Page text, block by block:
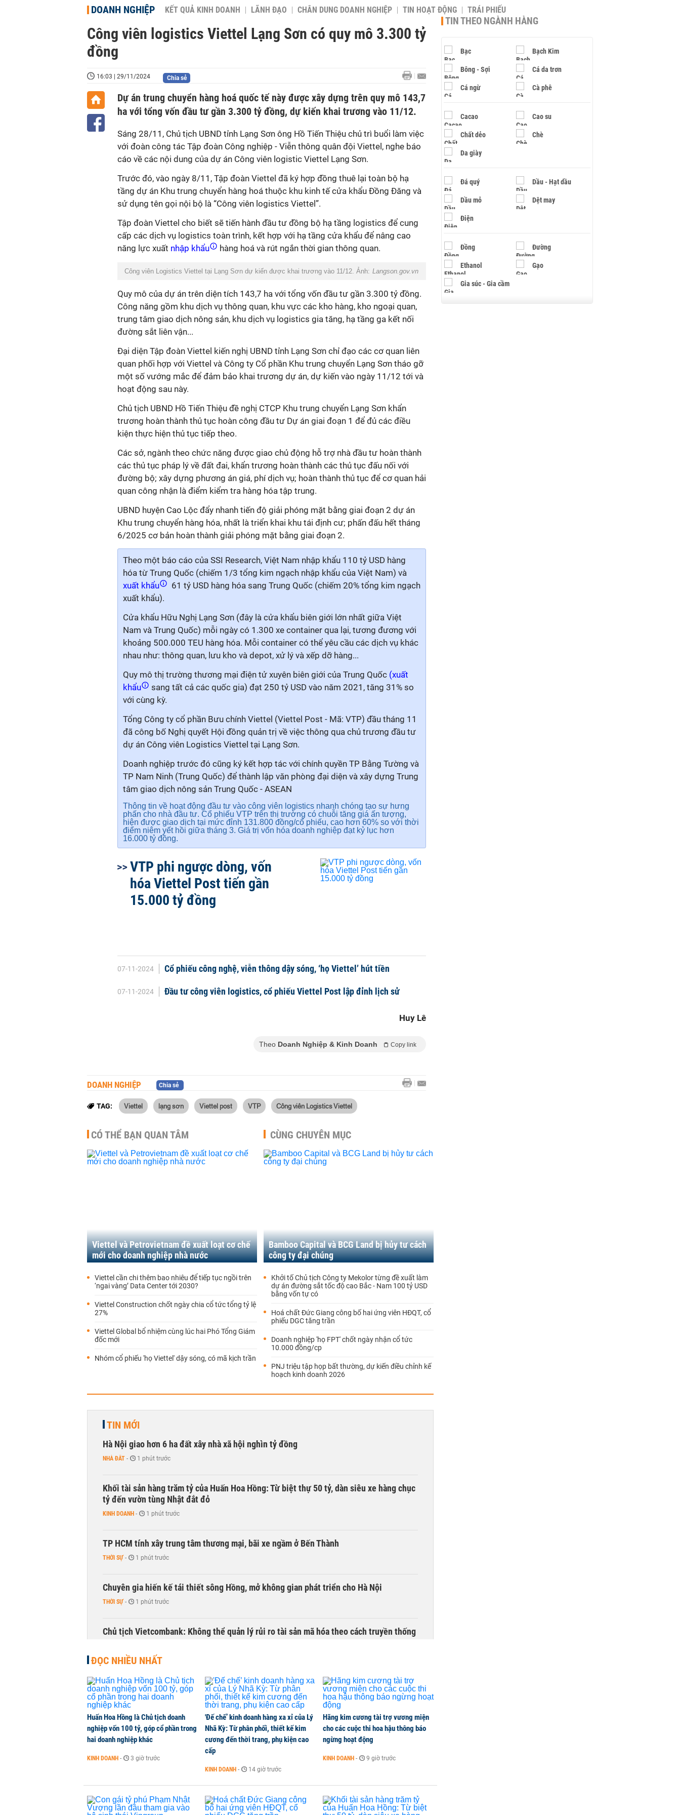
DOANH NGHIỆP KẾT QUẢ KINH DOANH LÃNH ĐẠO CHÂN DUNG DOANH NGHIỆP TIN HOẠT ĐỘNG TRÁI PHIẾU
Công viên logistics Viettel Lạng Sơn có quy mô 3.300 tỷ
đồng
16:03 | 29/11/2024 Chia sẻ
Dự án trung chuyển hàng hoá quốc tế này được xây dựng trên quy mô 143,7
ha với tổng vốn đầu tư gần 3.300 tỷ đồng, dự kiến khai trương vào 11/12.
Sáng 28/11, Chủ tịch UBND tỉnh Lạng Sơn ông Hồ Tiến Thiệu chủ trì buổi làm việc
với đoàn công tác Tập đoàn Công nghiệp - Viễn thông quân đội Viettel, nghe báo
cáo về các nội dung của dự án Công viên logistic Viettel Lạng Sơn.
Trước đó, vào ngày 8/11, Tập đoàn Viettel đã ký hợp đồng thuê lại toàn bộ hạ
tầng dự án Khu trung chuyển hàng hoá thuộc khu kinh tế cửa khẩu Đồng Đăng và
sử dụng tên gọi nội bộ là “Công viên logistics Viettel”.
Tập đoàn Viettel cho biết sẽ tiến hành đầu tư đồng bộ hạ tầng logistics để cung
cấp các dịch vụ logistics toàn trình, kết hợp với hạ tầng cửa khẩu để nâng cao
năng lực xuất nhập khẩu hàng hoá và rút ngắn thời gian thông quan.
Công viên Logistics Viettel tại Lạng Sơn dự kiến được khai trương vào 11/12. Ảnh: Langson.gov.vn
Quy mô của dự án trên diện tích 143,7 ha với tổng vốn đầu tư gần 3.300 tỷ đồng.
Công năng gồm khu dịch vụ thông quan, khu vực các kho hàng, kho ngoại quan,
trung tâm giao dịch nông sản, khu dịch vụ logistics gia tăng, hạ tầng ga kết nối
đường sắt liên vận...
Đại diện Tập đoàn Viettel kiến nghị UBND tỉnh Lạng Sơn chỉ đạo các cơ quan liên
quan phối hợp với Viettel và Công ty Cổ phần Khu trung chuyển Lạng Sơn tháo gỡ
một số vướng mắc để đảm bảo khai trương dự án, dự kiến vào ngày 11/12 tới và
hoạt động sau này.
Chủ tịch UBND Hồ Tiến Thiệu đề nghị CTCP Khu trung chuyển Lạng Sơn khẩn
trương hoàn thành thủ tục hoàn công đầu tư Dự án giai đoạn 1 để đủ các điều
kiện thực hiện thủ tục tiếp theo.
Các sở, ngành theo chức năng được giao chủ động hỗ trợ nhà đầu tư hoàn thành
các thủ tục pháp lý về đất đai, khẩn trương hoàn thành các thủ tục đấu nối với
đường bộ; xây dựng phương án giá, phí dịch vụ; hoàn thành thủ tục để cơ quan hải
quan công nhận là điểm kiểm tra hàng hóa tập trung.
UBND huyện Cao Lộc đẩy nhanh tiến độ giải phóng mặt bằng giai đoạn 2 dự án
Khu trung chuyển hàng hóa, nhất là triển khai khu tái định cư; phấn đấu hết tháng
6/2025 cơ bản hoàn thành giải phóng mặt bằng giai đoạn 2.
Theo một báo cáo của SSI Research, Việt Nam nhập khẩu 110 tỷ USD hàng
hóa từ Trung Quốc (chiếm 1/3 tổng kim ngạch nhập khẩu của Việt Nam) và
xuất khẩu
61 tỷ USD hàng hóa sang Trung Quốc (chiếm 20% tổng kim ngạch
xuất khẩu).
Cửa khẩu Hữu Nghị Lạng Sơn (đây là cửa khẩu biên giới lớn nhất giữa Việt
Nam và Trung Quốc) mỗi ngày có 1.300 xe container qua lại, tương đương với
khoảng 500.000 TEU hàng hóa. Mỗi container có thể yêu cầu các dịch vụ khác
nhau như: thông quan, lưu kho và depot, xử lý và xếp dỡ hàng...
Quy mô thị trường thương mại điện tử xuyên biên giới của Trung Quốc (xuất
khẩu
sang tất cả các quốc gia) đạt 250 tỷ USD vào năm 2021, tăng 31% so
với cùng kỳ.
Tổng Công ty cổ phần Bưu chính Viettel (Viettel Post - Mã: VTP) đầu tháng 11
đã công bố Nghị quyết Hội đồng quản trị về việc thông qua chủ trương đầu tư
dự án Công viên Logistics Viettel tại Lạng Sơn.
Doanh nghiệp trước đó cũng ký kết hợp tác với chính quyền TP Bằng Tường và
TP Nam Ninh (Trung Quốc) để thành lập văn phòng đại diện và xây dựng Trung
tâm giao dịch nông sản Trung Quốc - ASEAN
Thông tin về hoạt động đầu tư vào công viên logistics nhanh chóng tạo sự hưng
phấn cho nhà đầu tư. Cổ phiếu VTP trên thị trường có chuỗi tăng giá ấn tượng,
hiện được giao dịch tại mức đỉnh 131.800 đồng/cổ phiếu, cao hơn 60% so với thời
điểm niêm yết hồi giữa tháng 3. Giá trị vốn hóa doanh nghiệp đạt kỷ lục hơn
16.000 tỷ đồng.
VTP phi ngược dòng, vốn
hóa Viettel Post tiến gần
15.000 tỷ đồng
07-11-2024 Cổ phiếu công nghệ, viễn thông dậy sóng, ‘họ Viettel’ hút tiền
07-11-2024 Đầu tư công viên logistics, cổ phiếu Viettel Post lập đỉnh lịch sử
Huy Lê
Theo Doanh Nghiệp & Kinh Doanh Copy link
DOANH NGHIỆP Chia sẻ
TAG: Viettel lạng sơn Viettel post VTP Công viên Logistics Viettel
CÓ THỂ BẠN QUAN TÂM
Viettel và Petrovietnam đề xuất loạt cơ chế
mới cho doanh nghiệp nhà nước
Viettel cần chi thêm bao nhiêu để tiếp tục ngồi trên
‘ngai vàng’ Data Center tới 2030?
Viettel Construction chốt ngày chia cổ tức tổng tỷ lệ
27%
Viettel Global bổ nhiệm cùng lúc hai Phó Tổng Giám
đốc mới
Nhóm cổ phiếu 'họ Viettel' dậy sóng, có mã kịch trần
CÙNG CHUYÊN MỤC
Bamboo Capital và BCG Land bị hủy tư cách
công ty đại chúng
Khởi tố Chủ tịch Công ty Mekolor từng đề xuất làm
dự án đường sắt tốc độ cao Bắc - Nam 100 tỷ USD
bằng vốn tự có
Hoá chất Đức Giang công bố hai ứng viên HĐQT, cổ
phiếu DGC tăng trần
Doanh nghiệp 'họ FPT' chốt ngày nhận cổ tức
10.000 đồng/cp
PNJ triệu tập họp bất thường, dự kiến điều chỉnh kế
hoạch kinh doanh 2026
TIN MỚI
Hà Nội giao hơn 6 ha đất xây nhà xã hội nghìn tỷ đồng
NHÀ ĐẤT - 1 phút trước
Khối tài sản hàng trăm tỷ của Huấn Hoa Hồng: Từ biệt thự 50 tỷ, dàn siêu xe hàng chục
tỷ đến vườn tùng Nhật đắt đỏ
KINH DOANH - 1 phút trước
TP HCM tính xây trung tâm thương mại, bãi xe ngầm ở Bến Thành
THỜI SỰ - 1 phút trước
Chuyên gia hiến kế tái thiết sông Hồng, mở không gian phát triển cho Hà Nội
THỜI SỰ - 1 phút trước
Chủ tịch Vietcombank: Không thể quản lý rủi ro tài sản mã hóa theo cách truyền thống
ĐỌC NHIỀU NHẤT
Huấn Hoa Hồng là Chủ tịch doanh
nghiệp vốn 100 tỷ, góp cổ phần trong
hai doanh nghiệp khác
KINH DOANH - 3 giờ trước
'Đế chế’ kinh doanh hàng xa xỉ của Lý
Nhã Kỳ: Từ phân phối, thiết kế kim
cương đến thời trang, phụ kiện cao
cấp
KINH DOANH - 14 giờ trước
Hãng kim cương tài trợ vương miện
cho các cuộc thi hoa hậu thông báo
ngừng hoạt động
KINH DOANH - 9 giờ trước
TIN THEO NGÀNH HÀNG
Bạc Bạch Kim
Bông - Sợi Cá da trơn
Cá ngừ Cà phê
Cacao Cao su
Chất dẻo Chè
Da giày
Đá quý Dầu - Hạt dầu
Dầu mỏ Dệt may
Điện
Đồng Đường
Ethanol Gạo
Gia súc - Gia cầm